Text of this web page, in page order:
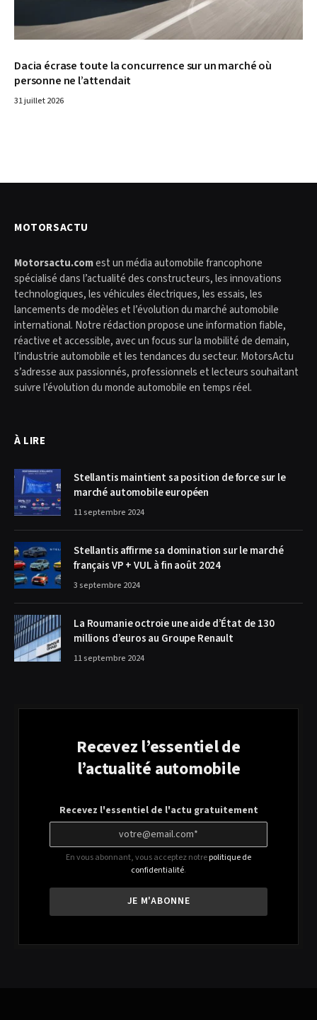
Dacia écrase toute la concurrence sur un marché où
personne ne l’attendait
31 juillet 2026
MOTORSACTU
Motorsactu.comest un média automobile francophone
spécialisé dans l’actualité des constructeurs, les innovations
technologiques, les véhicules électriques, les essais, les
lancements de modèles et l’évolution du marché automobile
international. Notre rédaction propose une information fiable,
réactive et accessible, avec un focus sur la mobilité de demain,
l’industrie automobile et les tendances du secteur. MotorsActu
s’adresse aux passionnés, professionnels et lecteurs souhaitant
suivre l’évolution du monde automobile en temps réel.
À LIRE
Stellantis maintient sa position de force sur le
marché automobile européen
11 septembre 2024
Stellantis affirme sa domination sur le marché
français VP + VUL à fin août 2024
3 septembre 2024
La Roumanie octroie une aide d’État de 130
millions d’euros au Groupe Renault
11 septembre 2024
Recevez l’essentiel de
l’actualité automobile
Recevez l'essentiel de l'actu gratuitement
En vous abonnant, vous acceptez notrepolitique de
confidentialité.